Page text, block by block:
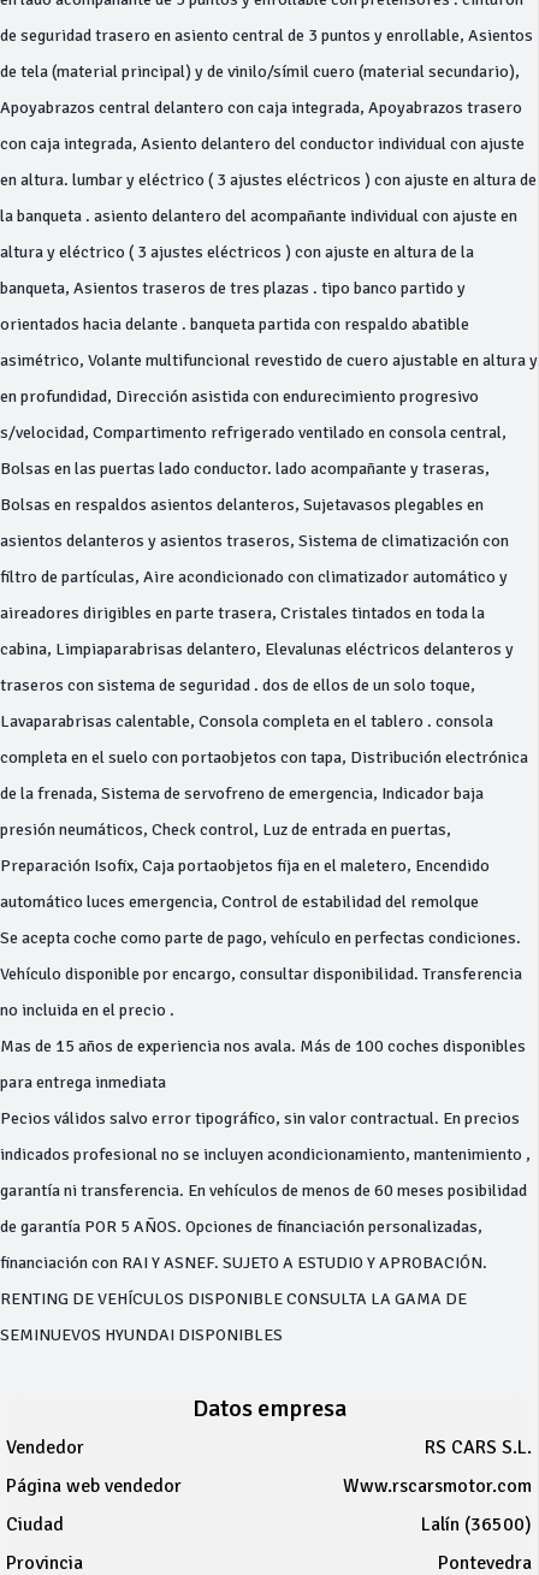
de seguridad trasero en asiento central de 3 puntos y enrollable, Asientos
de tela (material principal) y de vinilo/símil cuero (material secundario),
Apoyabrazos central delantero con caja integrada, Apoyabrazos trasero
con caja integrada, Asiento delantero del conductor individual con ajuste
en altura. lumbar y eléctrico ( 3 ajustes eléctricos ) con ajuste en altura de
la banqueta . asiento delantero del acompañante individual con ajuste en
altura y eléctrico ( 3 ajustes eléctricos ) con ajuste en altura de la
banqueta, Asientos traseros de tres plazas . tipo banco partido y
orientados hacia delante . banqueta partida con respaldo abatible
asimétrico, Volante multifuncional revestido de cuero ajustable en altura y
en profundidad, Dirección asistida con endurecimiento progresivo
s/velocidad, Compartimento refrigerado ventilado en consola central,
Bolsas en las puertas lado conductor. lado acompañante y traseras,
Bolsas en respaldos asientos delanteros, Sujetavasos plegables en
asientos delanteros y asientos traseros, Sistema de climatización con
filtro de partículas, Aire acondicionado con climatizador automático y
aireadores dirigibles en parte trasera, Cristales tintados en toda la
cabina, Limpiaparabrisas delantero, Elevalunas eléctricos delanteros y
traseros con sistema de seguridad . dos de ellos de un solo toque,
Lavaparabrisas calentable, Consola completa en el tablero . consola
completa en el suelo con portaobjetos con tapa, Distribución electrónica
de la frenada, Sistema de servofreno de emergencia, Indicador baja
presión neumáticos, Check control, Luz de entrada en puertas,
Preparación Isofix, Caja portaobjetos fija en el maletero, Encendido
automático luces emergencia, Control de estabilidad del remolque
Se acepta coche como parte de pago, vehículo en perfectas condiciones.
Vehículo disponible por encargo, consultar disponibilidad. Transferencia
no incluida en el precio .
Mas de 15 años de experiencia nos avala. Más de 100 coches disponibles
para entrega inmediata
Pecios válidos salvo error tipográfico, sin valor contractual. En precios
indicados profesional no se incluyen acondicionamiento, mantenimiento ,
garantía ni transferencia. En vehículos de menos de 60 meses posibilidad
de garantía POR 5 AÑOS. Opciones de financiación personalizadas,
financiación con RAI Y ASNEF. SUJETO A ESTUDIO Y APROBACIÓN.
RENTING DE VEHÍCULOS DISPONIBLE CONSULTA LA GAMA DE
SEMINUEVOS HYUNDAI DISPONIBLES
Datos empresa
Vendedor
RS CARS S.L.
Página web vendedor
Www.rscarsmotor.com
Ciudad
Lalín (36500)
Provincia
Pontevedra